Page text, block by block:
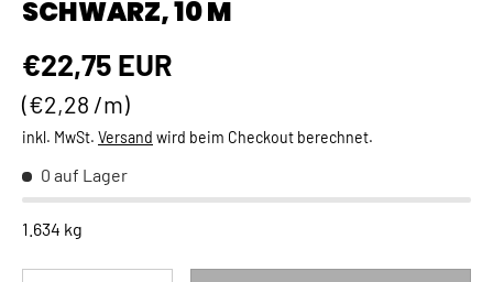
SCHWARZ, 10 M
Normaler Preis
€22,75 EUR
Grundpreis
€2,28 /m
inkl. MwSt. Versand wird beim Checkout berechnet.
0 auf Lager
1.634 kg